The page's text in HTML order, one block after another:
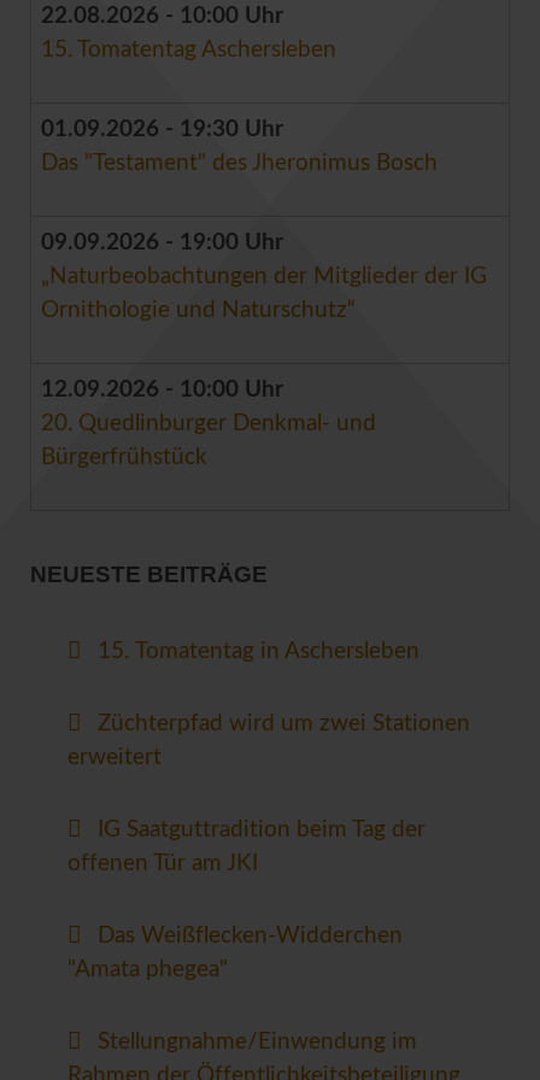
22.08.2026 - 10:00 Uhr
15. Tomatentag Aschersleben
01.09.2026 - 19:30 Uhr
Das "Testament" des Jheronimus Bosch
09.09.2026 - 19:00 Uhr
„Naturbeobachtungen der Mitglieder der IG
Ornithologie und Naturschutz“
12.09.2026 - 10:00 Uhr
20. Quedlinburger Denkmal- und
Bürgerfrühstück
NEUESTE BEITRÄGE
15. Tomatentag in Aschersleben
Züchterpfad wird um zwei Stationen
erweitert
IG Saatguttradition beim Tag der
offenen Tür am JKI
Das Weißflecken-Widderchen
"Amata phegea"
Stellungnahme/Einwendung im
Rahmen der Öffentlichkeitsbeteiligung